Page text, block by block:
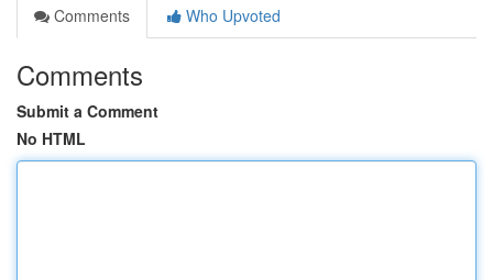
Comments
Who Upvoted
Comments
Submit a Comment
No HTML